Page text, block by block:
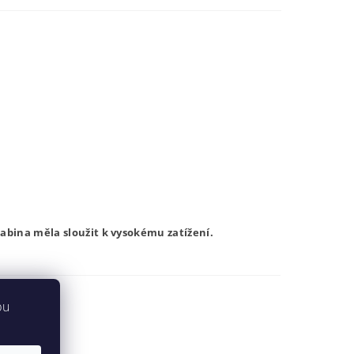
měla sloužit k vysokému zatížení.